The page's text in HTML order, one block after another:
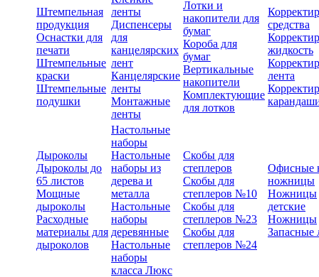
Штемпельная
продукция
Оснастки для
печати
Штемпельные
краски
Штемпельные
подушки
ленты
Диспенсеры
для
канцелярских
лент
Канцелярские
ленты
Монтажные
ленты
Лотки и
накопители для
бумаг
Короба для
бумаг
Вертикальные
накопители
Комплектующие
для лотков
средства
жидкость
лента
Дыроколы
Дыроколы до
65 листов
Мощные
дыроколы
Расходные
материалы для
дыроколов
Настольные
наборы
Настольные
наборы из
дерева и
металла
Настольные
наборы
деревянные
Настольные
наборы
класса Люкс
Скобы для
степлеров
Скобы для
степлеров №10
Скобы для
степлеров №23
Скобы для
степлеров №24
Офисные
ножницы
Ножницы
детские
Ножницы
Запасные